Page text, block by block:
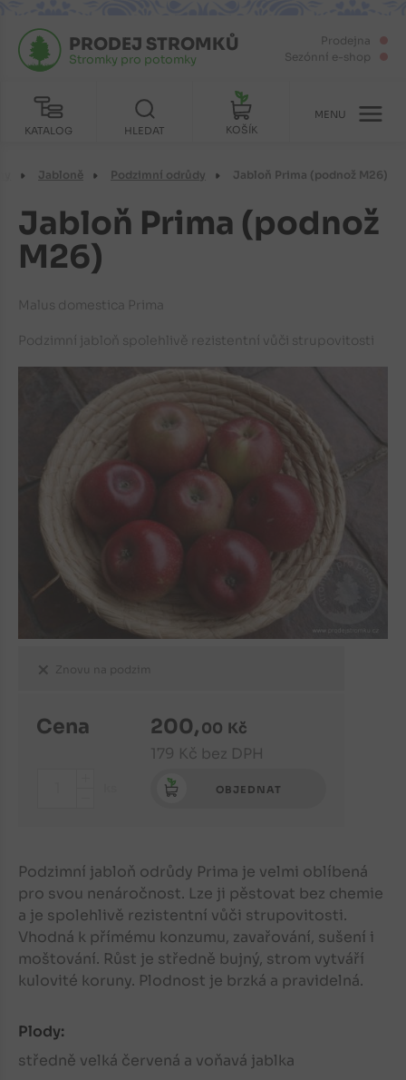
Prodejna
Sezónní e-shop
KATALOG
PRODEJ STROMKŮ
Stromky pro potomky
HLEDAT KOŠÍK
MENU
Jabloně Podzimní odrůdy Jabloň Prima (podnož M26)
Jabloň Prima (podnož
M26)
Malus domestica Prima
Podzimní jabloň spolehlivě rezistentní vůči strupovitosti
Znovu na podzim
Cena 200,00 Kč
179 Kč bez DPH
OBJEDNAT
Podzimní jabloň odrůdy Prima je velmi oblíbená
pro svou nenáročnost. Lze ji pěstovat bez chemie
a je spolehlivě rezistentní vůči strupovitosti.
Vhodná k přímému konzumu, zavařování, sušení i
moštování. Růst je středně bujný, strom vytváří
kulovité koruny. Plodnost je brzká a pravidelná.
Plody:
středně velká červená a voňavá jablka